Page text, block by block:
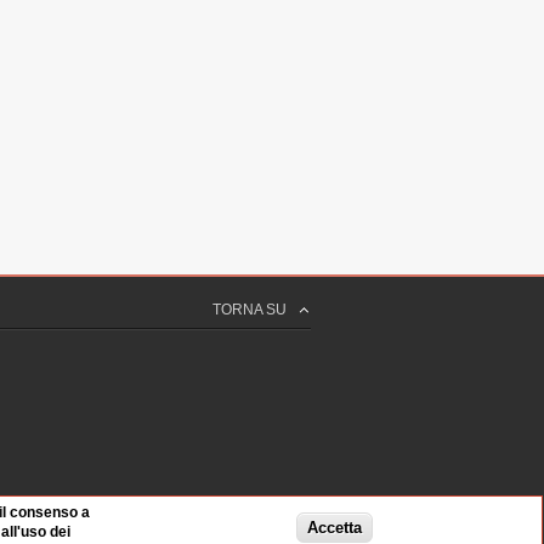
di FI
TORNA SU
consenso a
dei
Accetta